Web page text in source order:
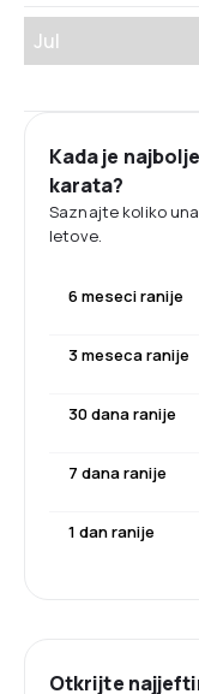
Jul
Kada je
karata?
Saznajte koliko
letove.
6 meseci ranije
3 meseca ranije
30 dana ranije
7 dana ranije
1 dan ranije
Otkrijte